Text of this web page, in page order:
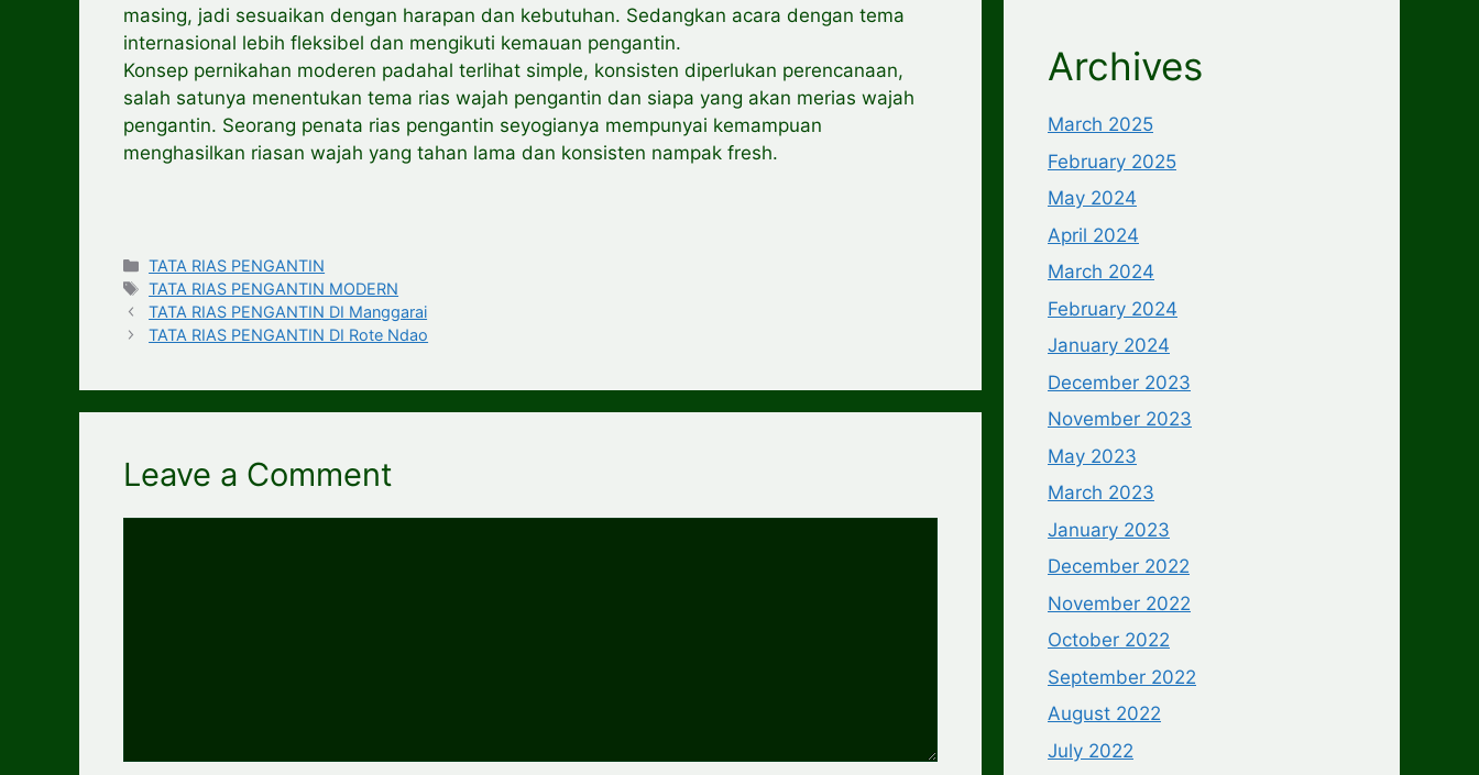
masing, jadi sesuaikan dengan harapan dan kebutuhan. Sedangkan acara dengan tema
internasional lebih fleksibel dan mengikuti kemauan pengantin.
Konsep pernikahan moderen padahal terlihat simple, konsisten diperlukan perencanaan,
salah satunya menentukan tema rias wajah pengantin dan siapa yang akan merias wajah
pengantin. Seorang penata rias pengantin seyogianya mempunyai kemampuan
menghasilkan riasan wajah yang tahan lama dan konsisten nampak fresh.
Categories
TATA RIAS PENGANTIN
Tags
TATA RIAS PENGANTIN MODERN
TATA RIAS PENGANTIN DI Manggarai
TATA RIAS PENGANTIN DI Rote Ndao
Leave a Comment
Archives
March 2025
February 2025
May 2024
April 2024
March 2024
February 2024
January 2024
December 2023
November 2023
May 2023
March 2023
January 2023
December 2022
November 2022
October 2022
September 2022
August 2022
July 2022